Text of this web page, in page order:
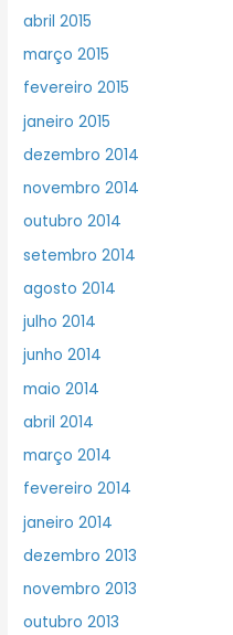
abril 2015
março 2015
fevereiro 2015
janeiro 2015
dezembro 2014
novembro 2014
outubro 2014
setembro 2014
agosto 2014
julho 2014
junho 2014
maio 2014
abril 2014
março 2014
fevereiro 2014
janeiro 2014
dezembro 2013
novembro 2013
outubro 2013